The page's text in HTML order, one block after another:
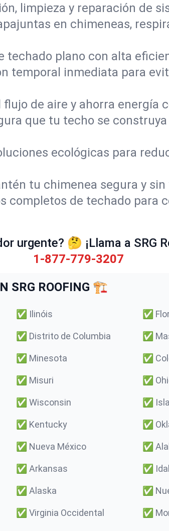
limpieza y reparación de
en chimeneas,
techado plano con alta
temporal inmediata para
flujo de aire y ahorra energía
que tu techo se
ecológicas para
tu chimenea segura y
completos de techado para
urgente? 🤔 ¡Llama a SRG
1-877-779-3207
SRG ROOFING 🏗️
✅ Ilinóis ✅
✅ Distrito de Columbia ✅
✅ Minesota ✅
✅ Misuri ✅
✅ Wisconsin ✅
✅ Kentucky ✅
✅ Nueva México ✅
✅ Arkansas ✅
✅ Alaska ✅
✅ Virginia Occidental ✅